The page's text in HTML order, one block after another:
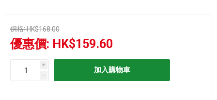
價格:HK$168.00
優惠價: HK$159.60
i
h